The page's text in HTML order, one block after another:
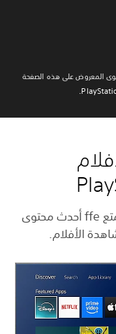
المعروض على هذه الصفحة
اكتشف برنامجك المفضل التالي، واستمتع ffe أحدث محتوى
الأفلام.